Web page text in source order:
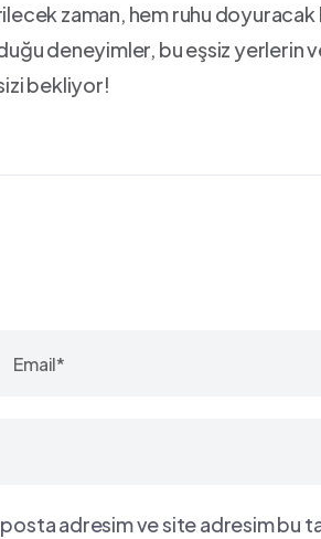
zaman, hem ruhu ⁤doyuracak
deneyimler, bu eşsiz yerlerin
bekliyor!
adresim ve site adresim bu